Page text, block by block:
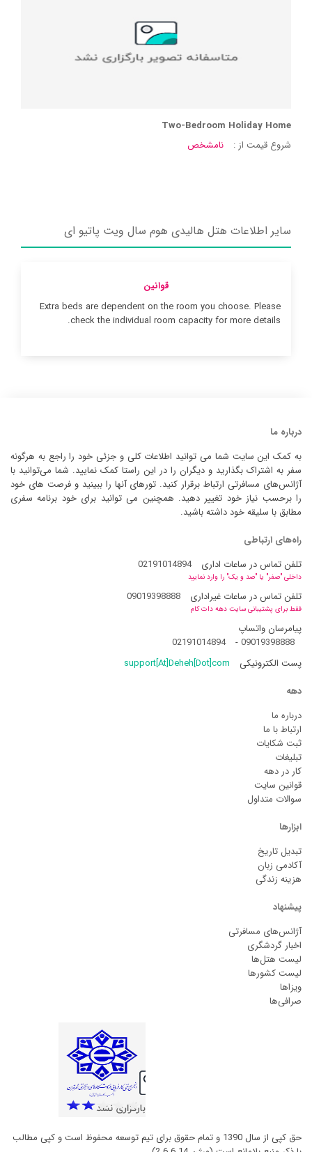
Two-Bedroom Holiday Home
شروع قیمت از :
نامشخص
سایر اطلاعات هتل هالیدی هوم سال ویت پاتیو ای
قوانین
Extra beds are dependent on the room you choose. Please
check the individual room capacity for more details.
درباره ما
به کمک این سایت شما می توانید اطلاعات کلی و جزئی خود را راجع به هرگونه
سفر به اشتراک بگذارید و دیگران را در این راستا کمک نمایید. شما می‌توانید با
آژانس‌های مسافرتی ارتباط برقرار کنید. تورهای آنها را ببینید و فرصت های خود
را برحسب نیاز خود تغییر دهید. همچنین می توانید برای خود برنامه سفری
مطابق با سلیقه خود داشته باشید.
راه‌های ارتباطی
تلفن تماس در ساعات اداری
02191014894
داخلی "صفر" یا "صد و یک" را وارد نمایید
تلفن تماس در ساعات غیراداری 09019398888
فقط برای پشتیبانی سایت دهه دات کام
پیامرسان واتساپ
09019398888
-
02191014894
پست الکترونیکی
support[At]Deheh[Dot]com
دهه
درباره ما
ارتباط با ما
ثبت شکایات
تبلیغات
کار در دهه
قوانین سایت
سوالات متداول
ابزارها
تبدیل تاریخ
آکادمی زبان
هزینه زندگی
پیشنهاد
آژانس‌های مسافرتی
اخبار گردشگری
لیست هتل‌ها
لیست کشورها
ویزاها
صرافی‌ها
حق کپی از سال 1390 و تمام حقوق برای تیم توسعه محفوظ است و کپی مطالب